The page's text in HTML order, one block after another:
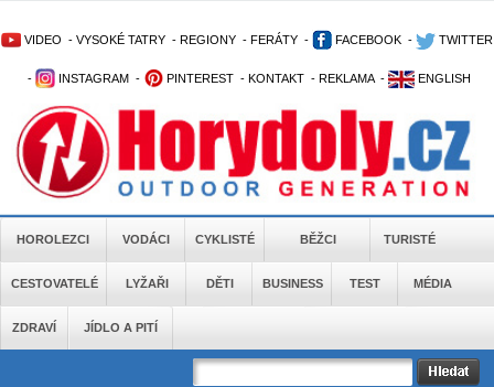
VIDEO - VYSOKÉ TATRY - REGIONY - FERÁTY - FACEBOOK - TWITTER
- INSTAGRAM - PINTEREST - KONTAKT - REKLAMA - ENGLISH
HOROLEZCI VODÁCI CYKLISTÉ BĚŽCI TURISTÉ
CESTOVATELÉ LYŽAŘI DĚTI BUSINESS TEST MÉDIA
ZDRAVÍ JÍDLO A PITÍ